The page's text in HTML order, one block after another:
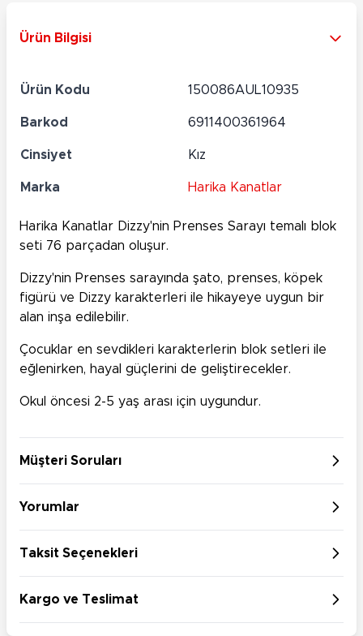
Ürün Bilgisi
Ürün Kodu 150086AUL10935
Barkod 6911400361964
Cinsiyet Kız
Marka Harika Kanatlar
Harika Kanatlar Dizzy'nin Prenses Sarayı temalı blok
seti 76 parçadan oluşur.
Dizzy'nin Prenses sarayında şato, prenses, köpek
figürü ve Dizzy karakterleri ile hikayeye uygun bir
alan inşa edilebilir.
Çocuklar en sevdikleri karakterlerin blok setleri ile
eğlenirken, hayal güçlerini de geliştirecekler.
Okul öncesi 2-5 yaş arası için uygundur.
Müşteri Soruları
Yorumlar
Taksit Seçenekleri
Kargo ve Teslimat